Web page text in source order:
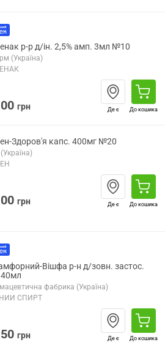
р-р д/ін. 2,5% амп. 3мл №10
(Україна)
грн Де є До кошика
Здоров'я капс. 400мг №20
грн Де є До кошика
Вішфа р-н д/зовн. застос.
40мл
фабрика (Україна)
СПИРТ
грн Де є До кошика